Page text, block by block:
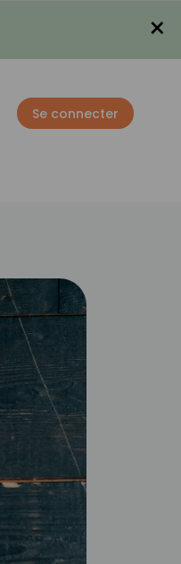
×
Se connecter